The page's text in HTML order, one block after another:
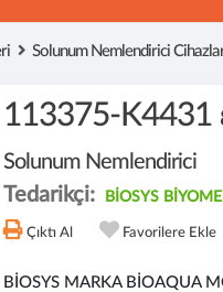
Solunum Nemlendirici
113375-K4431
Solunum Nemlendirici
Tedarikçi:
BİOSYS
Çıktı Al Favorilere Ekle
BİOSYS MARKA BİOAQUA